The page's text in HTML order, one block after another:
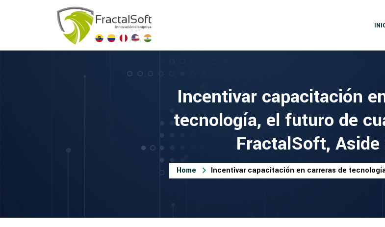
Incentivar capacitación
tecnología, el futuro de
FractalSoft,
Home Incentivar capacitación en carreras de